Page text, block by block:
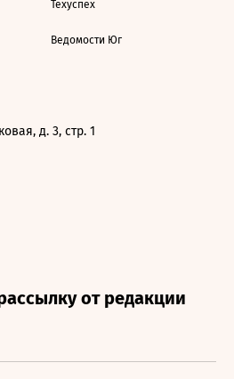
Техуспех
Ведомости Юг
д. 3, стр. 1